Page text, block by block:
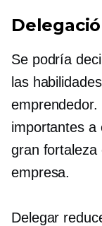
Se podría
las
importantes a
gran fortaleza
empresa.
Delegar